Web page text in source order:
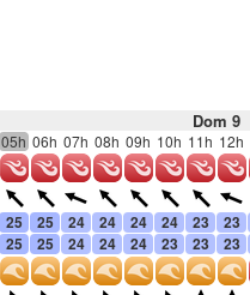
Dom 9
05h 06h 07h 08h 09h 10h 11h 12h
25 25 24 24 24 24 23 23
25 25 24 24 24 23 23 23